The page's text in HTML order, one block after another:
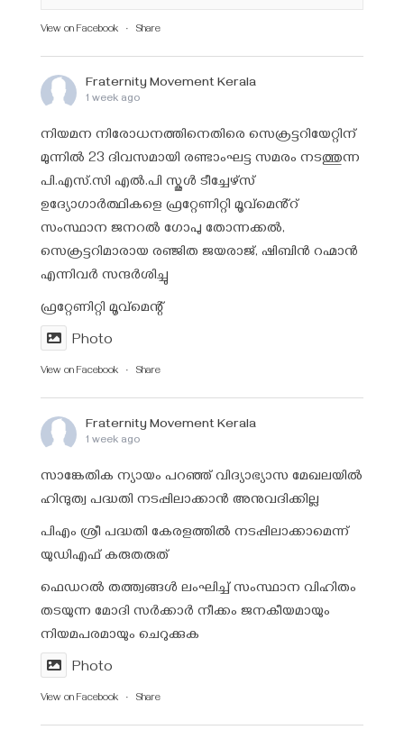
View on Facebook · Share
Fraternity Movement Kerala
1 week ago
നിയമന നിരോധനത്തിനെതിരെ സെക്രട്ടറിയേറ്റിന്
മുന്നിൽ 23 ദിവസമായി രണ്ടാംഘട്ട സമരം നടത്തുന്ന
പി.എസ്.സി എൽ.പി സ്കൂൾ ടീച്ചേഴ്‌സ്
ഉദ്യോഗാർത്ഥികളെ ഫ്രറ്റേണിറ്റി മൂവ്മെൻ്റ്
സംസ്ഥാന ജനറൽ ഗോപു തോന്നക്കൽ,
സെക്രട്ടറിമാരായ രഞ്ജിത ജയരാജ്‌, ഷിബിൻ റഹ്മാൻ
എന്നിവർ സന്ദർശിച്ചു
ഫ്രറ്റേണിറ്റി മൂവ്മെന്റ്
Photo
View on Facebook · Share
Fraternity Movement Kerala
1 week ago
സാങ്കേതിക ന്യായം പറഞ്ഞ് വിദ്യാഭ്യാസ മേഖലയിൽ
ഹിന്ദുത്വ പദ്ധതി നടപ്പിലാക്കാൻ അനുവദിക്കില്ല
പിഎം ശ്രീ പദ്ധതി കേരളത്തിൽ നടപ്പിലാക്കാമെന്ന്
യുഡിഎഫ് കരുതരുത്
ഫെഡറൽ തത്ത്വങ്ങൾ ലംഘിച്ച് സംസ്ഥാന വിഹിതം
തടയുന്ന മോദി സർക്കാർ നീക്കം ജനകീയമായും
നിയമപരമായും ചെറുക്കുക
Photo
View on Facebook · Share